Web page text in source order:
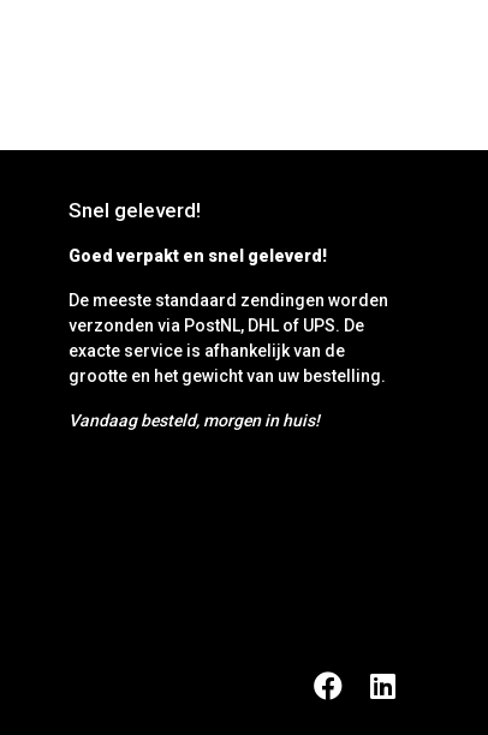
Snel geleverd!
Goed verpakt en snel geleverd!
De meeste standaard zendingen worden
verzonden via PostNL, DHL of UPS. De
exacte service is afhankelijk van de
grootte en het gewicht van uw bestelling.
Vandaag besteld, morgen in huis!